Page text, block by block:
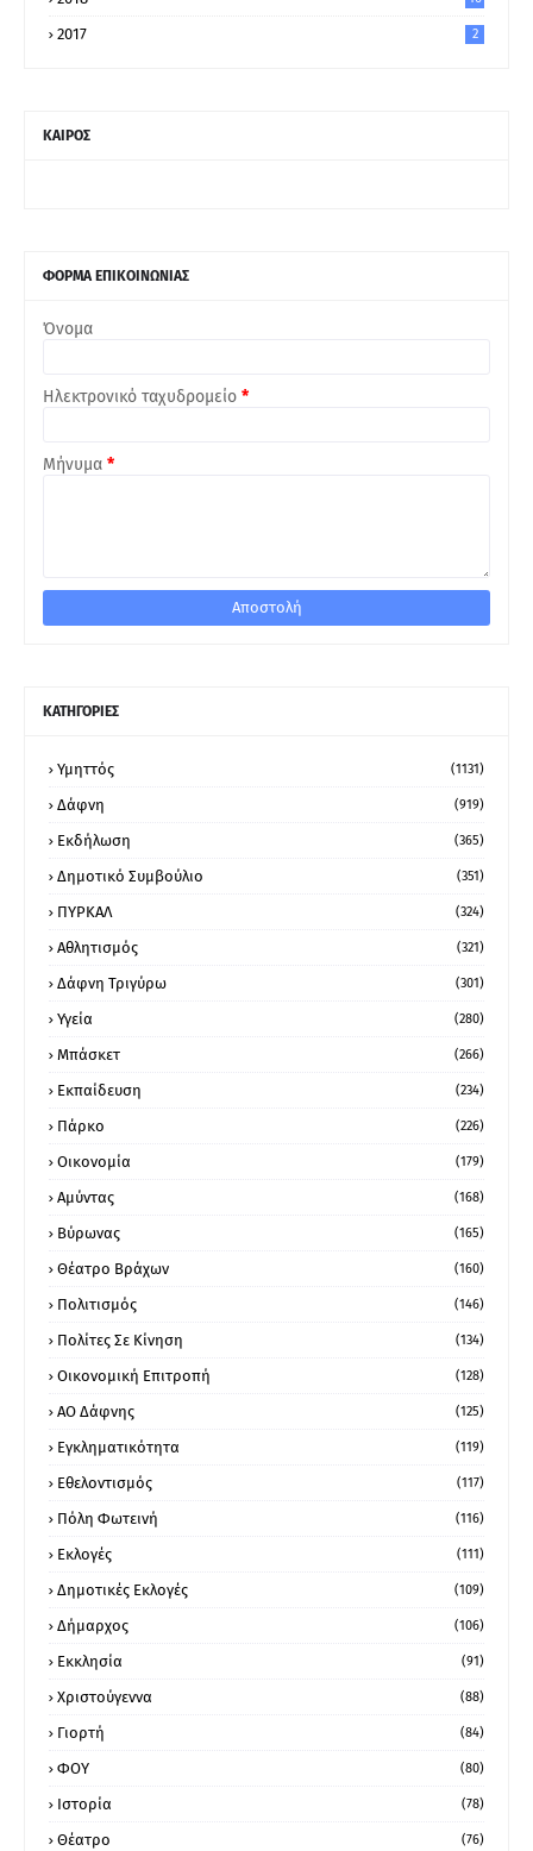
2017 2
ΚΑΙΡΟΣ
ΦΟΡΜΑ ΕΠΙΚΟΙΝΩΝΙΑΣ
Όνομα
Ηλεκτρονικό ταχυδρομείο *
Μήνυμα *
ΚΑΤΗΓΟΡΙΕΣ
Υμηττός (1131)
Δάφνη (919)
Εκδήλωση (365)
Δημοτικό Συμβούλιο (351)
ΠΥΡΚΑΛ (324)
Αθλητισμός (321)
Δάφνη Τριγύρω (301)
Υγεία (280)
Μπάσκετ (266)
Εκπαίδευση (234)
Πάρκο (226)
Οικονομία (179)
Αμύντας (168)
Βύρωνας (165)
Θέατρο Βράχων (160)
Πολιτισμός (146)
Πολίτες Σε Κίνηση (134)
Οικονομική Επιτροπή (128)
ΑΟ Δάφνης (125)
Εγκληματικότητα (119)
Εθελοντισμός (117)
Πόλη Φωτεινή (116)
Εκλογές (111)
Δημοτικές Εκλογές (109)
Δήμαρχος (106)
Εκκλησία (91)
Χριστούγεννα (88)
Γιορτή (84)
ΦΟΥ (80)
Ιστορία (78)
Θέατρο (76)